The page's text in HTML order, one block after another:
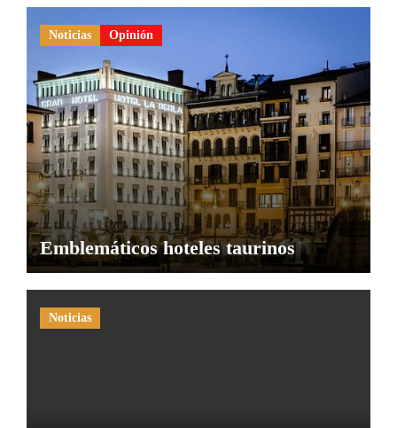
Noticias Opinión
Emblemáticos hoteles taurinos
Noticias